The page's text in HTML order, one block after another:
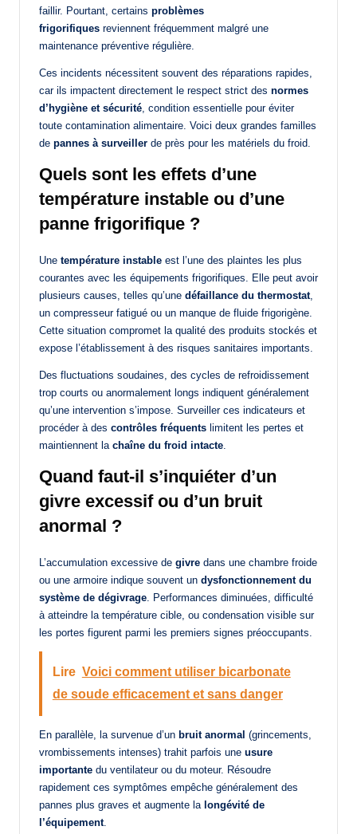
faillir. Pourtant, certains problèmes
frigorifiques reviennent fréquemment malgré une
maintenance préventive régulière.
Ces incidents nécessitent souvent des réparations rapides,
car ils impactent directement le respect strict des normes
d’hygiène et sécurité , condition essentielle pour éviter
toute contamination alimentaire. Voici deux grandes familles
de pannes à surveiller de près pour les matériels du froid.
Quels sont les effets d’une
température instable ou d’une
panne frigorifique ?
Une température instable est l’une des plaintes les plus
courantes avec les équipements frigorifiques. Elle peut avoir
plusieurs causes, telles qu’une défaillance du thermostat,
un compresseur fatigué ou un manque de fluide frigorigène.
Cette situation compromet la qualité des produits stockés et
expose l’établissement à des risques sanitaires importants.
Des fluctuations soudaines, des cycles de refroidissement
trop courts ou anormalement longs indiquent généralement
qu’une intervention s’impose. Surveiller ces indicateurs et
procéder à des contrôles fréquents limitent les pertes et
maintiennent la chaîne du froid intacte
Quand faut-il s’inquiéter d’un
givre excessif ou d’un bruit
anormal ?
L’accumulation excessive de givre dans une chambre froide
ou une armoire indique souvent un dysfonctionnement du
système de dégivrage . Performances diminuées, difficulté
à atteindre la température cible, ou condensation visible sur
les portes figurent parmi les premiers signes préoccupants.
Lire Voici comment utiliser bicarbonate
de soude efficacement et sans danger
En parallèle, la survenue d’un bruit anormal (grincements,
vrombissements intenses) trahit parfois une usure
importante du ventilateur ou du moteur. Résoudre
rapidement ces symptômes empêche généralement des
pannes plus graves et augmente la longévité de
l’équipement.